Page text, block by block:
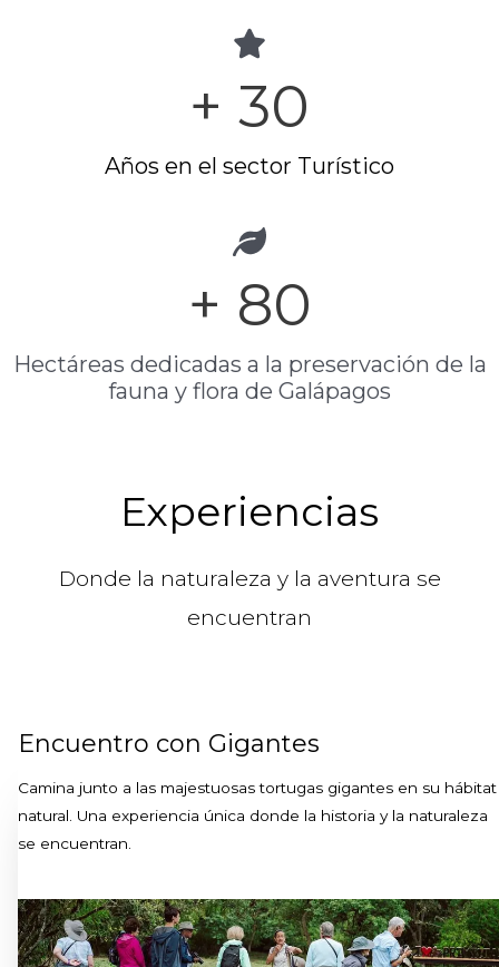
+ 30
Años en el sector Turístico
+ 80
Hectáreas dedicadas a la preservación de la
fauna y flora de Galápagos
Experiencias
Donde la naturaleza y la aventura se
encuentran
Encuentro con Gigantes
Camina junto a las majestuosas tortugas gigantes en su hábitat
natural. Una experiencia única donde la historia y la naturaleza
se encuentran.